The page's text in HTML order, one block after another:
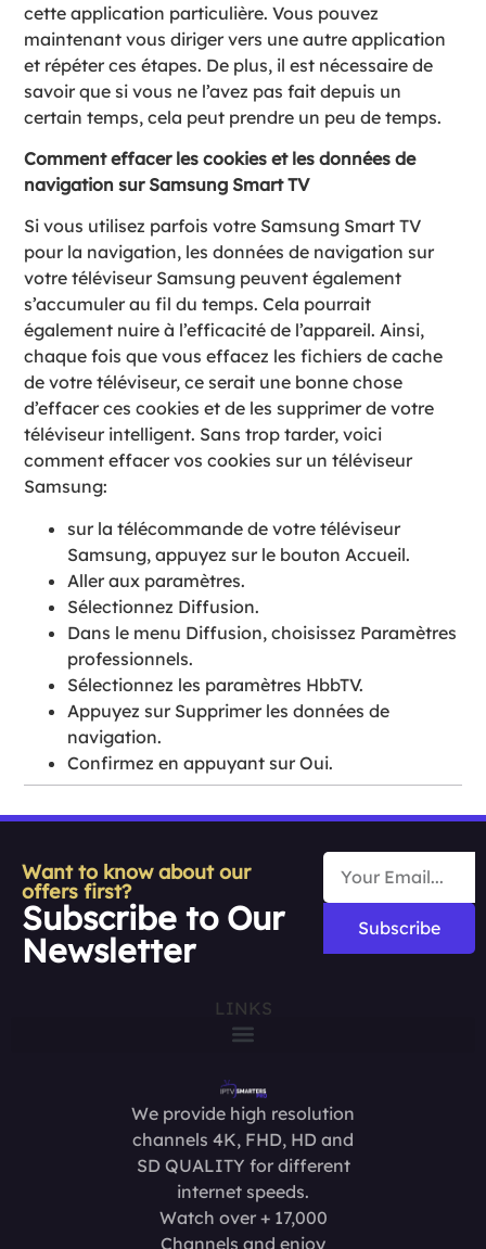
cette application particulière. Vous pouvez
maintenant vous diriger vers une autre application
et répéter ces étapes. De plus, il est nécessaire de
savoir que si vous ne l’avez pas fait depuis un
certain temps, cela peut prendre un peu de temps.
Comment effacer les cookies et les données de
navigation sur Samsung Smart TV
Si vous utilisez parfois votre Samsung Smart TV
pour la navigation, les données de navigation sur
votre téléviseur Samsung peuvent également
s’accumuler au fil du temps. Cela pourrait
également nuire à l’efficacité de l’appareil. Ainsi,
chaque fois que vous effacez les fichiers de cache
de votre téléviseur, ce serait une bonne chose
d’effacer ces cookies et de les supprimer de votre
téléviseur intelligent. Sans trop tarder, voici
comment effacer vos cookies sur un téléviseur
Samsung:
sur la télécommande de votre téléviseur
Samsung, appuyez sur le bouton Accueil.
Aller aux paramètres.
Sélectionnez Diffusion.
Dans le menu Diffusion, choisissez Paramètres
professionnels.
Sélectionnez les paramètres HbbTV.
Appuyez sur Supprimer les données de
navigation.
Confirmez en appuyant sur Oui.
Want to know about our
offers first?
Subscribe to Our
Newsletter
Subscribe
LINKS
We provide high resolution
channels 4K, FHD, HD and
SD QUALITY for different
internet speeds.
Watch over + 17,000
Channels and enjoy